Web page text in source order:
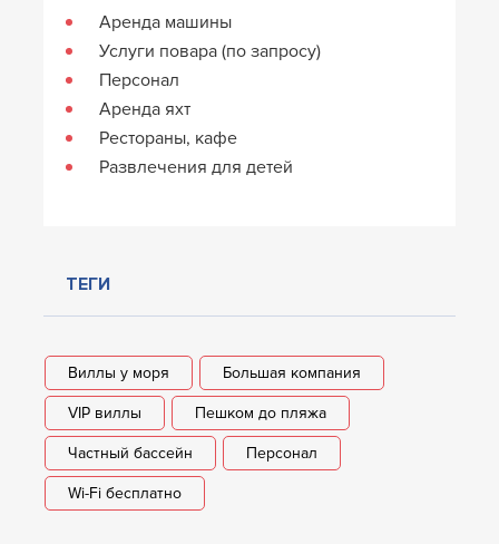
Аренда машины
Услуги повара (по запросу)
Персонал
Аренда яхт
Рестораны, кафе
Развлечения для детей
ТЕГИ
Виллы у моря Большая компания
VIP виллы Пешком до пляжа
Частный бассейн Персонал
Wi-Fi бесплатно